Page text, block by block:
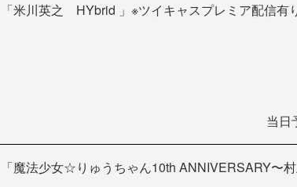
「米川英之 HYbrid 」※ツイキャスプレミア配信有
当日
「魔法少女☆りゅうちゃん10th ANNIVERSARY〜